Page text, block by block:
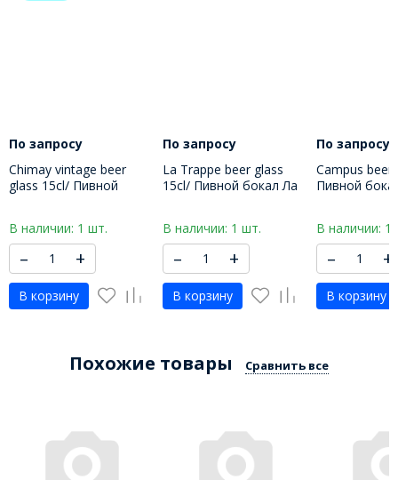
По запросу
Chimay vintage beer
glass 15cl/ Пивной
В наличии: 1 шт.
– +
В корзину
По запросу
La Trappe beer glass
15cl/ Пивной бокал Ла
В наличии: 1 шт.
– +
В корзину
По запросу
Campus beer
Пивной
В наличии: 1
– +
В корзину
Похожие товары Сравнить все